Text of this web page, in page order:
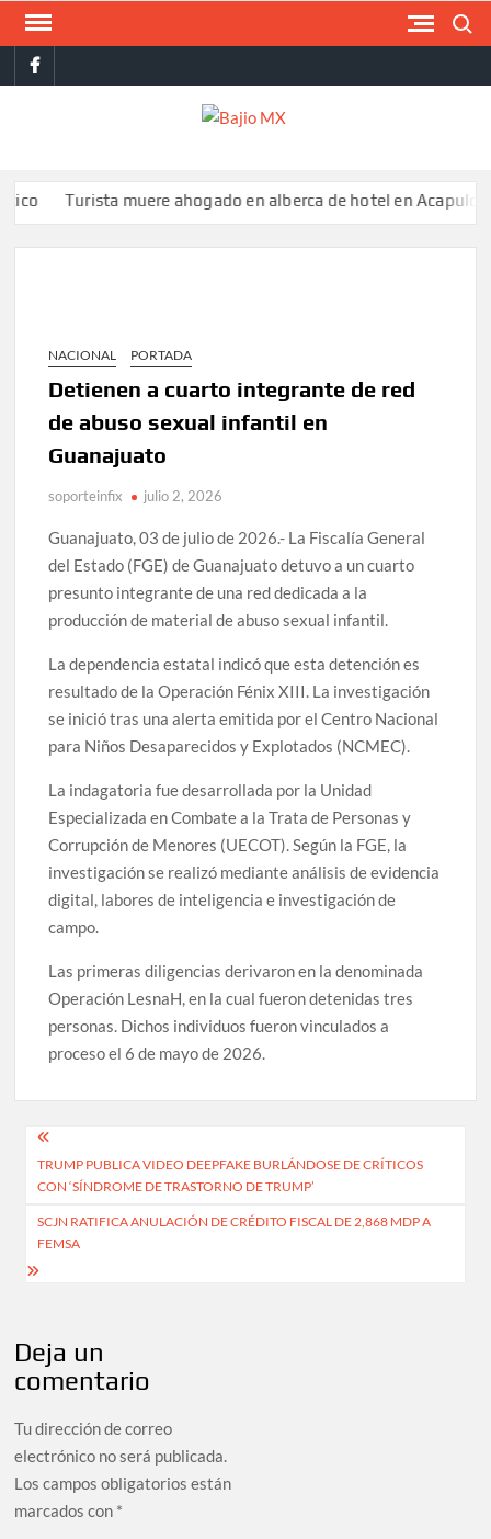
Saltar
contenidofacebook
Turista muere ahogado en alberca de hotel en Acapulco;
NACIONAL PORTADA
Detienen a cuarto integrante de red
de abuso sexual infantil en
Guanajuato
soporteinfix julio 2, 2026
Guanajuato, 03 de julio de 2026.- La Fiscalía General
del Estado (FGE) de Guanajuato detuvo a un cuarto
presunto integrante de una red dedicada a la
producción de material de abuso sexual infantil.
La dependencia estatal indicó que esta detención es
resultado de la Operación Fénix XIII. La investigación
se inició tras una alerta emitida por el Centro Nacional
para Niños Desaparecidos y Explotados (NCMEC).
La indagatoria fue desarrollada por la Unidad
Especializada en Combate a la Trata de Personas y
Corrupción de Menores (UECOT). Según la FGE, la
investigación se realizó mediante análisis de evidencia
digital, labores de inteligencia e investigación de
campo.
Las primeras diligencias derivaron en la denominada
Operación LesnaH, en la cual fueron detenidas tres
personas. Dichos individuos fueron vinculados a
proceso el 6 de mayo de 2026.
Navegación
de
entradas
TRUMP PUBLICA VIDEO DEEPFAKE BURLÁNDOSE DE CRÍTICOS
CON ‘SÍNDROME DE TRASTORNO DE TRUMP’
SCJN RATIFICA ANULACIÓN DE CRÉDITO FISCAL DE 2,868 MDP A
FEMSA
Deja un
comentario
Tu dirección de correo
electrónico no será publicada.
Los campos obligatorios están
marcados con *